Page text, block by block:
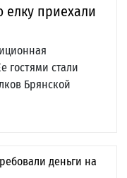
елку приехали
гостями стали
Брянской